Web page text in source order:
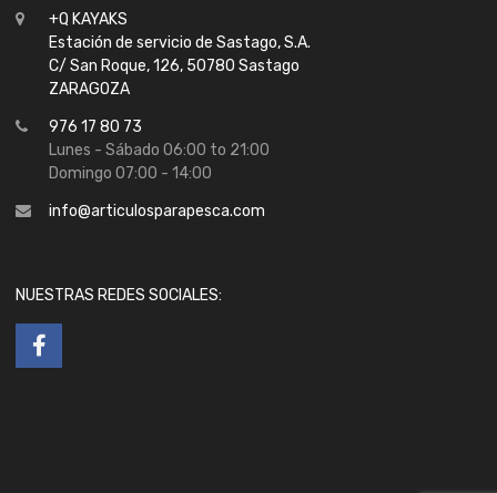
+Q KAYAKS
Estación de servicio de Sastago, S.A.
C/ San Roque, 126, 50780 Sastago
ZARAGOZA
976 17 80 73
Lunes - Sábado 06:00 to 21:00
Domingo 07:00 - 14:00
info@articulosparapesca.com
NUESTRAS REDES SOCIALES: